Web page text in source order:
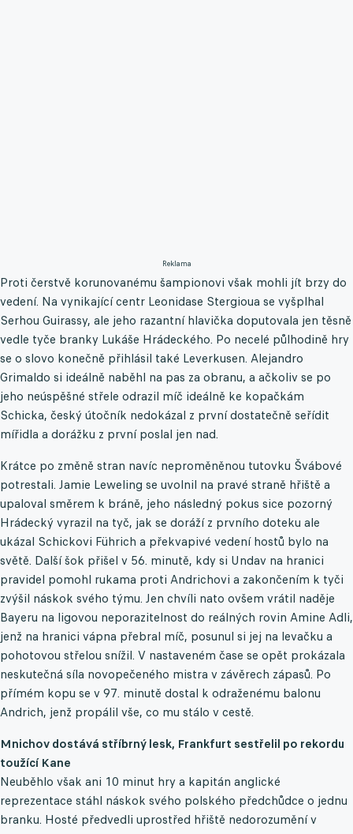
Reklama
Proti čerstvě korunovanému šampionovi však mohli jít brzy do
vedení. Na vynikající centr Leonidase Stergioua se vyšplhal
Serhou Guirassy, ale jeho razantní hlavička doputovala jen těsně
vedle tyče branky Lukáše Hrádeckého. Po necelé půlhodině hry
se o slovo konečně přihlásil také Leverkusen. Alejandro
Grimaldo si ideálně naběhl na pas za obranu, a ačkoliv se po
jeho neúspěšné střele odrazil míč ideálně ke kopačkám
Schicka, český útočník nedokázal z první dostatečně seřídit
mířidla a dorážku z první poslal jen nad.
Krátce po změně stran navíc neproměněnou tutovku Švábové
potrestali. Jamie Leweling se uvolnil na pravé straně hřiště a
upaloval směrem k bráně, jeho následný pokus sice pozorný
Hrádecký vyrazil na tyč, jak se doráží z prvního doteku ale
ukázal Schickovi Führich a překvapivé vedení hostů bylo na
světě. Další šok přišel v 56. minutě, kdy si Undav na hranici
pravidel pomohl rukama proti Andrichovi a zakončením k tyči
zvýšil náskok svého týmu. Jen chvíli nato ovšem vrátil naděje
Bayeru na ligovou neporazitelnost do reálných rovin Amine Adli,
jenž na hranici vápna přebral míč, posunul si jej na levačku a
pohotovou střelou snížil. V nastaveném čase se opět prokázala
neskutečná síla novopečeného mistra v závěrech zápasů. Po
přímém kopu se v 97. minutě dostal k odraženému balonu
Andrich, jenž propálil vše, co mu stálo v cestě.
Mnichov dostává stříbrný lesk, Frankfurt sestřelil po rekordu
toužící Kane
Neuběhlo však ani 10 minut hry a kapitán anglické
reprezentace stáhl náskok svého polského předchůdce o jednu
branku. Hosté předvedli uprostřed hřiště nedorozumění v